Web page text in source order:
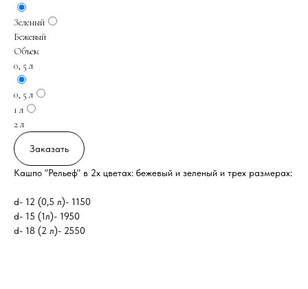
Зеленый
Бежевый
Объем
0, 5 л
0, 5 л
1 л
2 л
Заказать
Кашпо "Рельеф" в 2х цветах: бежевый и зеленый и трех размерах:
d- 12 (0,5 л)- 1150
d- 15 (1л)- 1950
d- 18 (2 л)- 2550